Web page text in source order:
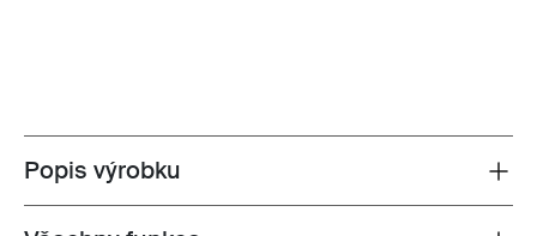
Toggle overview
Popis výrobku